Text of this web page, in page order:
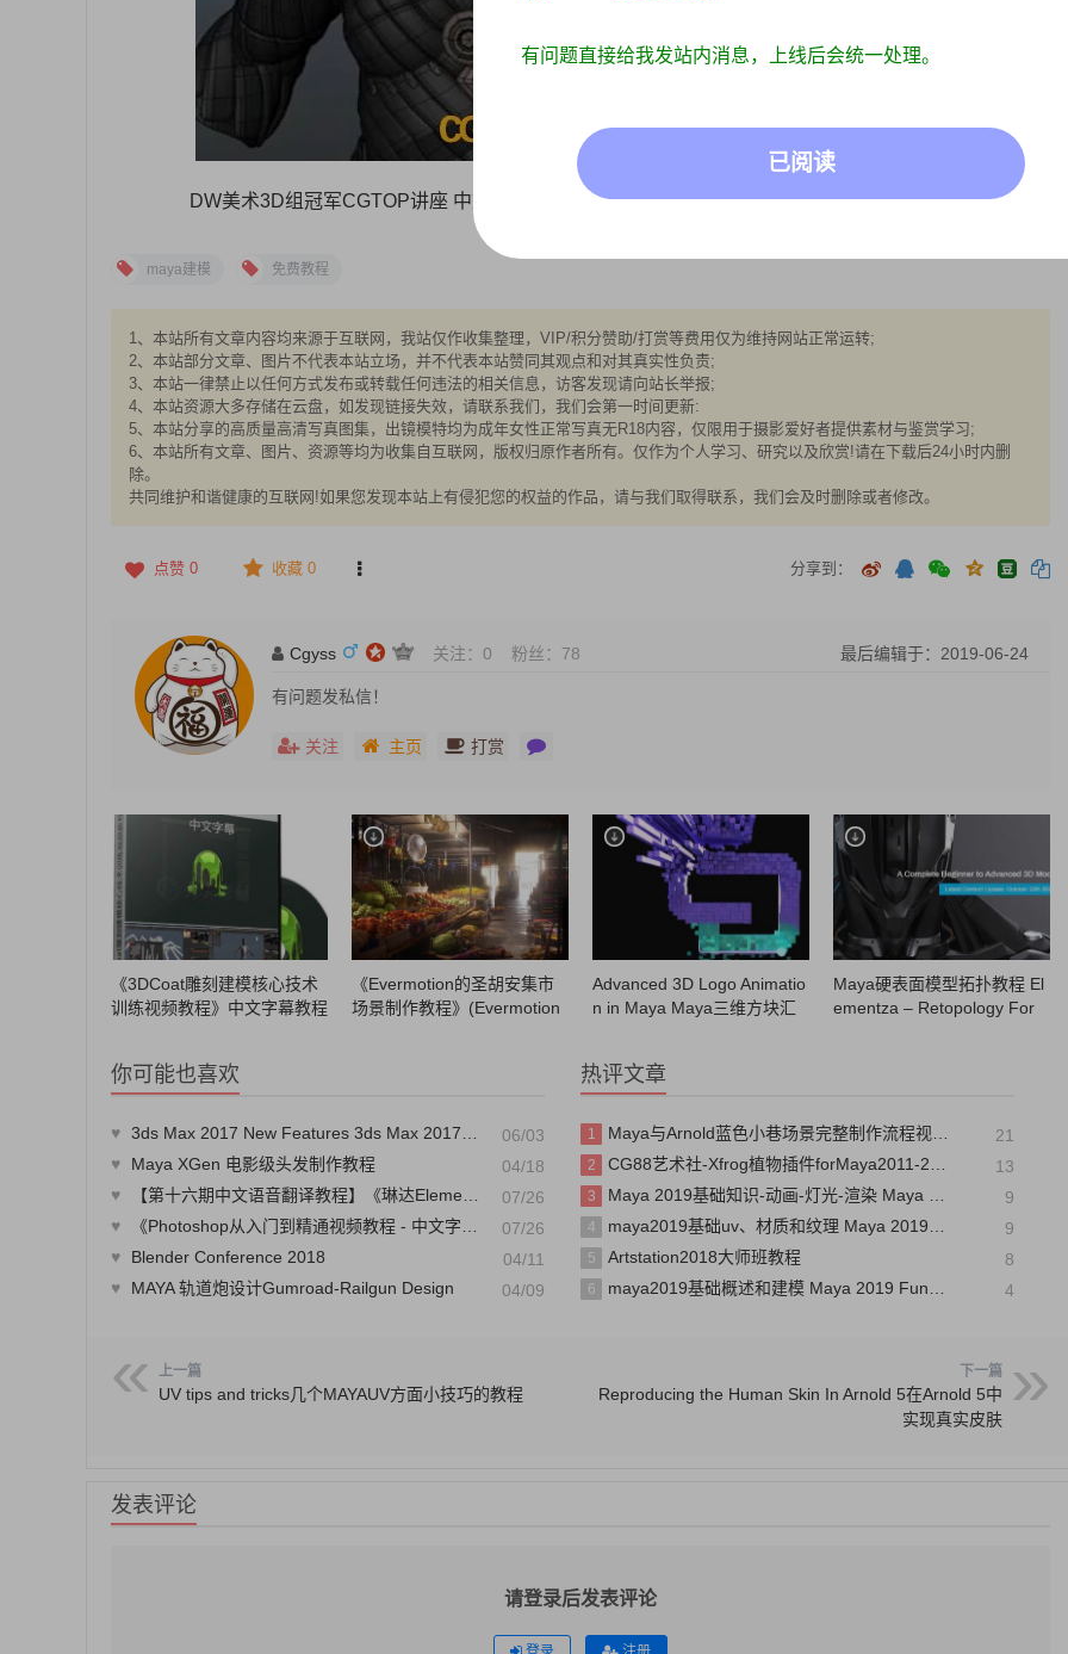
DW美术3D组冠军CGTOP讲座 中文字幕
maya建模 免费教程
1、本站所有文章内容均来源于互联网，我站仅作收集整理，VIP/积分赞助/打赏等费用仅为维持网站正常运转;
2、本站部分文章、图片不代表本站立场，并不代表本站赞同其观点和对其真实性负责;
3、本站一律禁止以任何方式发布或转载任何违法的相关信息，访客发现请向站长举报;
4、本站资源大多存储在云盘，如发现链接失效，请联系我们，我们会第一时间更新:
5、本站分享的高质量高清写真图集，出镜模特均为成年女性正常写真无R18内容，仅限用于摄影爱好者提供素材与鉴赏学习;
6、本站所有文章、图片、资源等均为收集自互联网，版权归原作者所有。仅作为个人学习、研究以及欣赏!请在下载后24小时内删
除。
共同维护和谐健康的互联网!如果您发现本站上有侵犯您的权益的作品，请与我们取得联系，我们会及时删除或者修改。
点赞 0 收藏 0 分享到：
Cgyss 关注： 0 粉丝： 78 最后编辑于：2019-06-24
有问题发私信！
关注 主页 打赏
《3DCoat雕刻建模核心技术
训练视频教程》中文字幕教程
《Evermotion的圣胡安集市
场景制作教程》(Evermotion
Advanced 3D Logo Animatio
n in Maya Maya三维方块汇
Maya硬表面模型拓扑教程 El
ementza – Retopology For
你可能也喜欢
♥ 3ds Max 2017 New Features 3ds Max 2017新功能
06/03
♥
Maya XGen 电影级头发制作教程
04/18
♥
【第十六期中文语音翻译教程】《琳达Element3D插件全面教程》
07/26
♥
《Photoshop从入门到精通视频教程 - 中文字幕教程》Photoshop Mastery Fundamentals - CreativeLive
07/26
♥
Blender Conference 2018
04/11
♥
MAYA 轨道炮设计Gumroad-Railgun Design 04/09
热评文章
1 Maya与Arnold蓝色小巷场景完整制作流程视频教程 21
2 CG88艺术社-Xfrog植物插件forMaya2011-20153D植物模型CG88艺术社 13
3 Maya 2019基础知识-动画-灯光-渲染 Maya 2019 Fundamentals Dynamics, Lighting and Rendering 9
4 maya2019基础uv、材质和纹理 Maya 2019 Fundamentals UVs, Materials, and Textures 9
5 Artstation2018大师班教程 8
6 maya2019基础概述和建模 Maya 2019 Fundamentals Overview and Modeling 4
上一篇
UV tips and tricks几个MAYAUV方面小技巧的教程
下一篇
Reproducing the Human Skin In Arnold 5在Arnold 5中
实现真实皮肤
发表评论
请登录后发表评论
有问题直接给我发站内消息，上线后会统一处理。
已阅读